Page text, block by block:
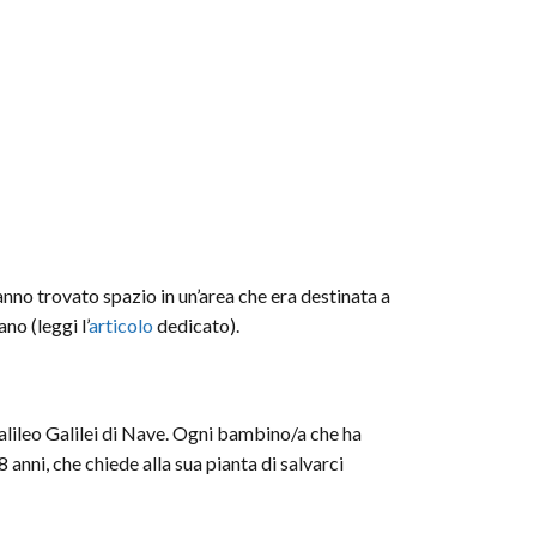
trovato spazio in un’area che era destinata a
(leggi l’articolo dedicato).
Galilei di Nave. Ogni bambino/a che ha
che chiede alla sua pianta di salvarci